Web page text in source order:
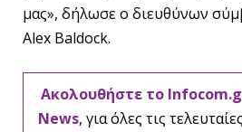
μας», δήλωσε ο διευθύνων
Alex Baldock.
Ακολουθήστε το
News, για όλες τις